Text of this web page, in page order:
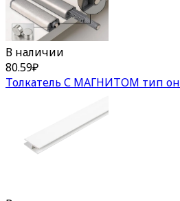
В наличии
80.59₽
Толкатель С МАГНИТОМ тип он